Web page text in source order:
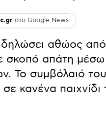
στο Google News
αθώος
σκοπό απάτη μέσω
Το συμβόλαιό
κανένα